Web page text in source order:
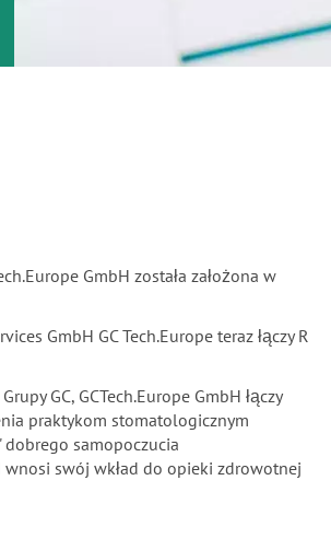
GmbH została założona w
GmbH GC Tech.Europe teraz łączy R
GC, GCTech.Europe GmbH łączy
praktykom stomatologicznym
samopoczucia
wnosi swój wkład do opieki zdrowotnej